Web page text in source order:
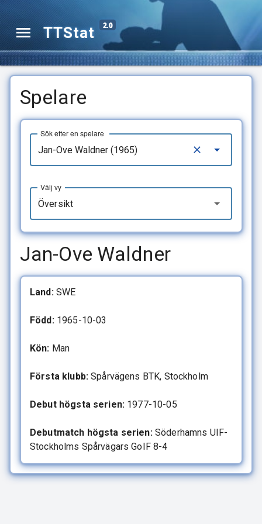
TTStat 2.0
Spelare
Sök efter en spelare
Översikt
Välj vy
Jan-Ove Waldner
Land:SWE
Född:1965-10-03
Kön: Man
Första klubb:Spårvägens BTK, Stockholm
Debut högsta serien: 1977-10-05
Debutmatch högsta serien:Söderhamns UIF-
Stockholms Spårvägars GoIF 8-4